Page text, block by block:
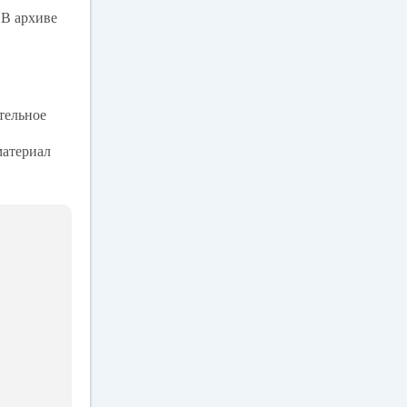
В архиве